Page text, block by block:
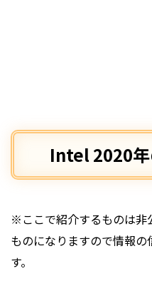
Intel 2020
※ここで紹介するものは非
ものになりますので情報
す。